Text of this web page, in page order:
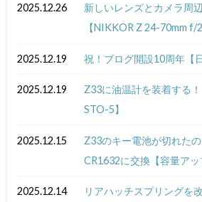
2025.12.26
新しいレンズとカメラ周
【NIKKOR Z 24-70mm f/
2025.12.19 祝！ブログ開設10周年【日
2025.12.19
Z33に油温計を装着する
STO-5】
2025.12.15
Z33のキー電池が切れた
CR1632に交換【容量アッ
2025.12.14 リアハッチスプリングを